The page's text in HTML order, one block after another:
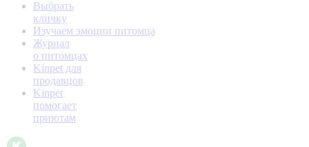
Выбрать
кличку
Изучаем эмоции питомца
Журнал
о питомцах
Kinpet для
продавцов
Kinpet
помогает
приютам